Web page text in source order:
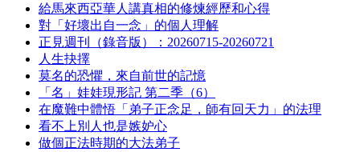
給馬來西亞華人講真相的修煉經歷和心得
對「好壞出自一念」的個人理解
正見週刊（錄音版）：20260715-20260721
人生抉擇
莫名的恐懼，來自前世的記憶
「名」娃娃現形記 第二季（6）
在魔難中體悟「弟子正念足，師有回天力」的法理
看不上別人也是嫉妒心
做個正法時期的大法弟子